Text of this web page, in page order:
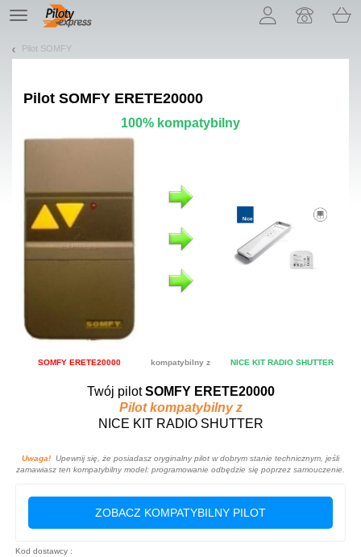
TE
navigation
Pilot SOMFY
Pilot SOMFY ERETE20000
100% kompatybilny
SOMFY ERETE20000 kompatybilny z NICE KIT RADIO SHUTTER
Twój pilotSOMFY ERETE20000
Pilot kompatybilny z
NICE KIT RADIO SHUTTER
Uwaga! Upewnij się, że posiadasz oryginalny pilot w dobrym stanie technicznym, jeśli
zamawiasz ten kompatybilny model: programowanie odbędzie się poprzez samouczenie.
ZOBACZ KOMPATYBILNY PILOT
Kod dostawcy :
Pozwól, że przedstawimy nasze ciasteczka!